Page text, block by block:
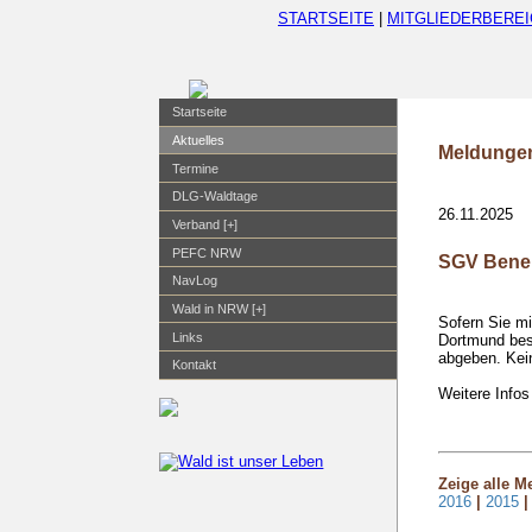
STARTSEITE
Startseite
Aktuelles
Termine
DLG-Waldtage
Verband [+]
PEFC NRW
NavLog
Wald in NRW [+]
Links
Kontakt
26.11.2025
SGV
Sofern Sie
Dortmund
abgeben.
Weitere
Zeige alle
2016| 2015|